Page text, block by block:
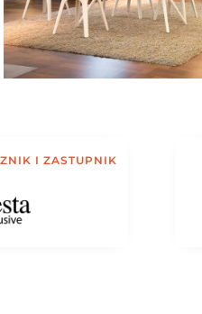
I ZASTUPNIK